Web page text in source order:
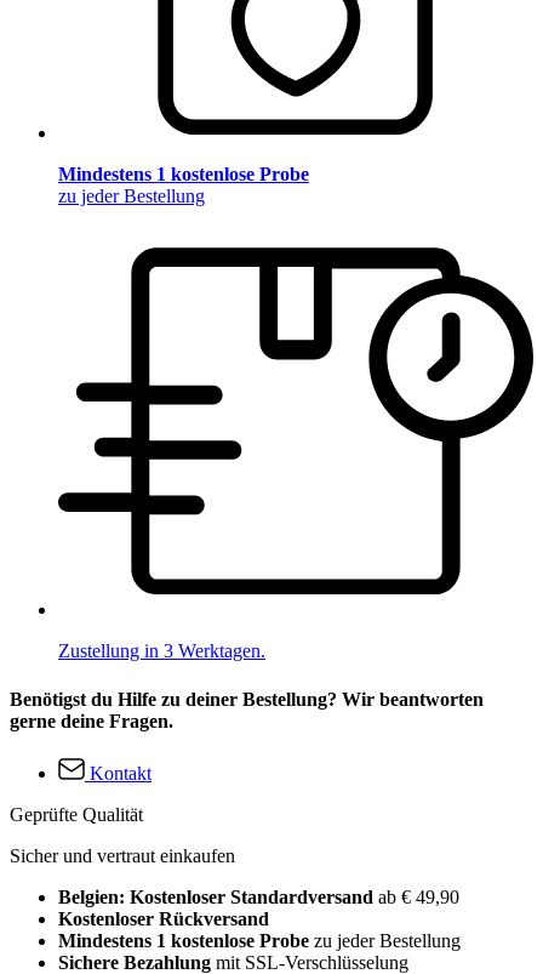
Mindestens 1 kostenlose Probe
zu jeder Bestellung
Zustellung in 3 Werktagen.
Benötigst du Hilfe zu deiner Bestellung? Wir beantworten
gerne deine Fragen.
Kontakt
Geprüfte Qualität
Sicher und vertraut einkaufen
Belgien: Kostenloser Standardversand ab € 49,90
Kostenloser Rückversand
Mindestens 1 kostenlose Probe zu jeder Bestellung
Sichere Bezahlung mit SSL-Verschlüsselung